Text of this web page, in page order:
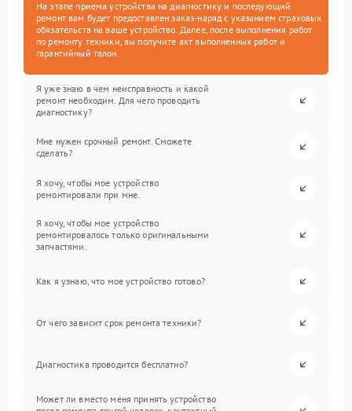
На этапе приема устройства на диагностику и последующий
ремонт вам будет предоставлен заказ-наряд с указанием страховых
обязательств на ваше устройство. Далее, после выполнения работ
по ремонту техники, вы получите акт выполненных работ и
гарантийный талон.
Я уже знаю в чем неисправность и какой
ремонт необходим. Для чего проводить
диагностику?
Мне нужен срочный ремонт. Сможете
сделать?
Я хочу, чтобы мое устройство
ремонтировали при мне.
Я хочу, чтобы мое устройство
ремонтировалось только оригинальными
запчастями.
Как я узнаю, что мое устройство готово?
От чего зависит срок ремонта техники?
Диагностика проводится бесплатно?
Может ли вместо меня принять устройство